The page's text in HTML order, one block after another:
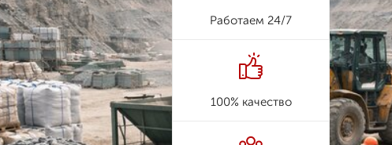
Работаем 24/7
100% качество